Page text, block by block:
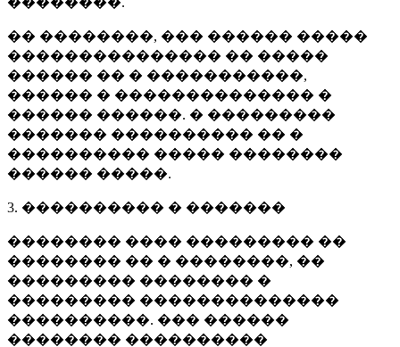
�� ��������, ��� ������ �����
��������������� �� �����
������ �� � �����������,
������ � �������������� �
������ ������. � ���������
������� ���������� �� �
���������� ����� ��������
������ �����.
3. ���������� � �������
�������� ���� ��������� ��
�������� �� � ��������, ��
��������� �������� �
��������� ��������������
����������. ��� ������
�������� ����������